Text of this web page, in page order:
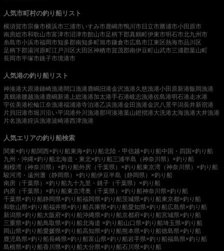
人気市町村の釣り船リスト
横須賀市宗像市横浜市三浦市いすみ市鹿嶋市鴨川市日立市勝浦市小田原市
南房総市和歌山市富津市沼津市館山市足柄下郡真鶴町伊東市明石市北九州市
糸島市小浜市福岡市知多郡南知多町旭市鎌倉市広島市江東区熱海市品川区
足柄下郡湯河原町江戸川区大田区神栖市賀茂郡南伊豆町山武市三浦郡葉山町
長岡市平塚市銚子市境港市
人気港の釣り船リスト
神湊港大原港鐘崎漁港間口漁港 鹿嶋旧港金沢漁港久慈漁港小田原新港飯岡漁港
真鶴港腰越漁港 鹿嶋新港 上総湊港加太港手石港岐志漁港佐島港明石港走水港
宇佐美港松輪江奈漁港福浦港寺泊港乙浜漁港金田漁港金沢八景平潟長井新宿港
片貝旧港市堀川沿い平潟港外川漁港那珂湊港葉山鐙摺港大洗港太海漁港大井漁港
片名漁港姪浜漁港波崎港西津漁港
人気エリアの釣り船検索
関東×釣り船関西×釣り船東海×釣り船北陸・甲信越×釣り船中国・四国×釣り船
九州・沖縄×釣り船北海道・東北×釣り船三浦半島（神奈川県）×釣り船
相模湾（神奈川県）×釣り船外房（千葉県）×釣り船東京湾（神奈川県）×釣り船
駿河湾・遠州灘（静岡県）×釣り船伊豆半島（静岡県）×釣り船
南房（千葉県）×釣り船九十九里・銚子（千葉県）×釣り船
内房（千葉県）×釣り船東京湾奥（千葉県）×釣り船神奈川県×釣り船
千葉県×釣り船静岡県×釣り船福岡県×釣り船茨城県×釣り船東京都×釣り船
和歌山県×釣り船福井県×釣り船兵庫県×釣り船愛知県×釣り船広島県×釣り船
新潟県×釣り船大阪府×釣り船沖縄県×釣り船京都府×釣り船宮城県×釣り船
三重県×釣り船鳥取県×釣り船北海道 ×釣り船山口県×釣り船埼玉県×釣り船
岡山県×釣り船愛媛県×釣り船高知県×釣り船熊本県×釣り船徳島県×釣り船
鹿児島県×釣り船長崎県×釣り船富山県×釣り船岩手県×釣り船福島県×釣り船
島根県×釣り船香川県×釣り船大分県×釣り船石川県×釣り船